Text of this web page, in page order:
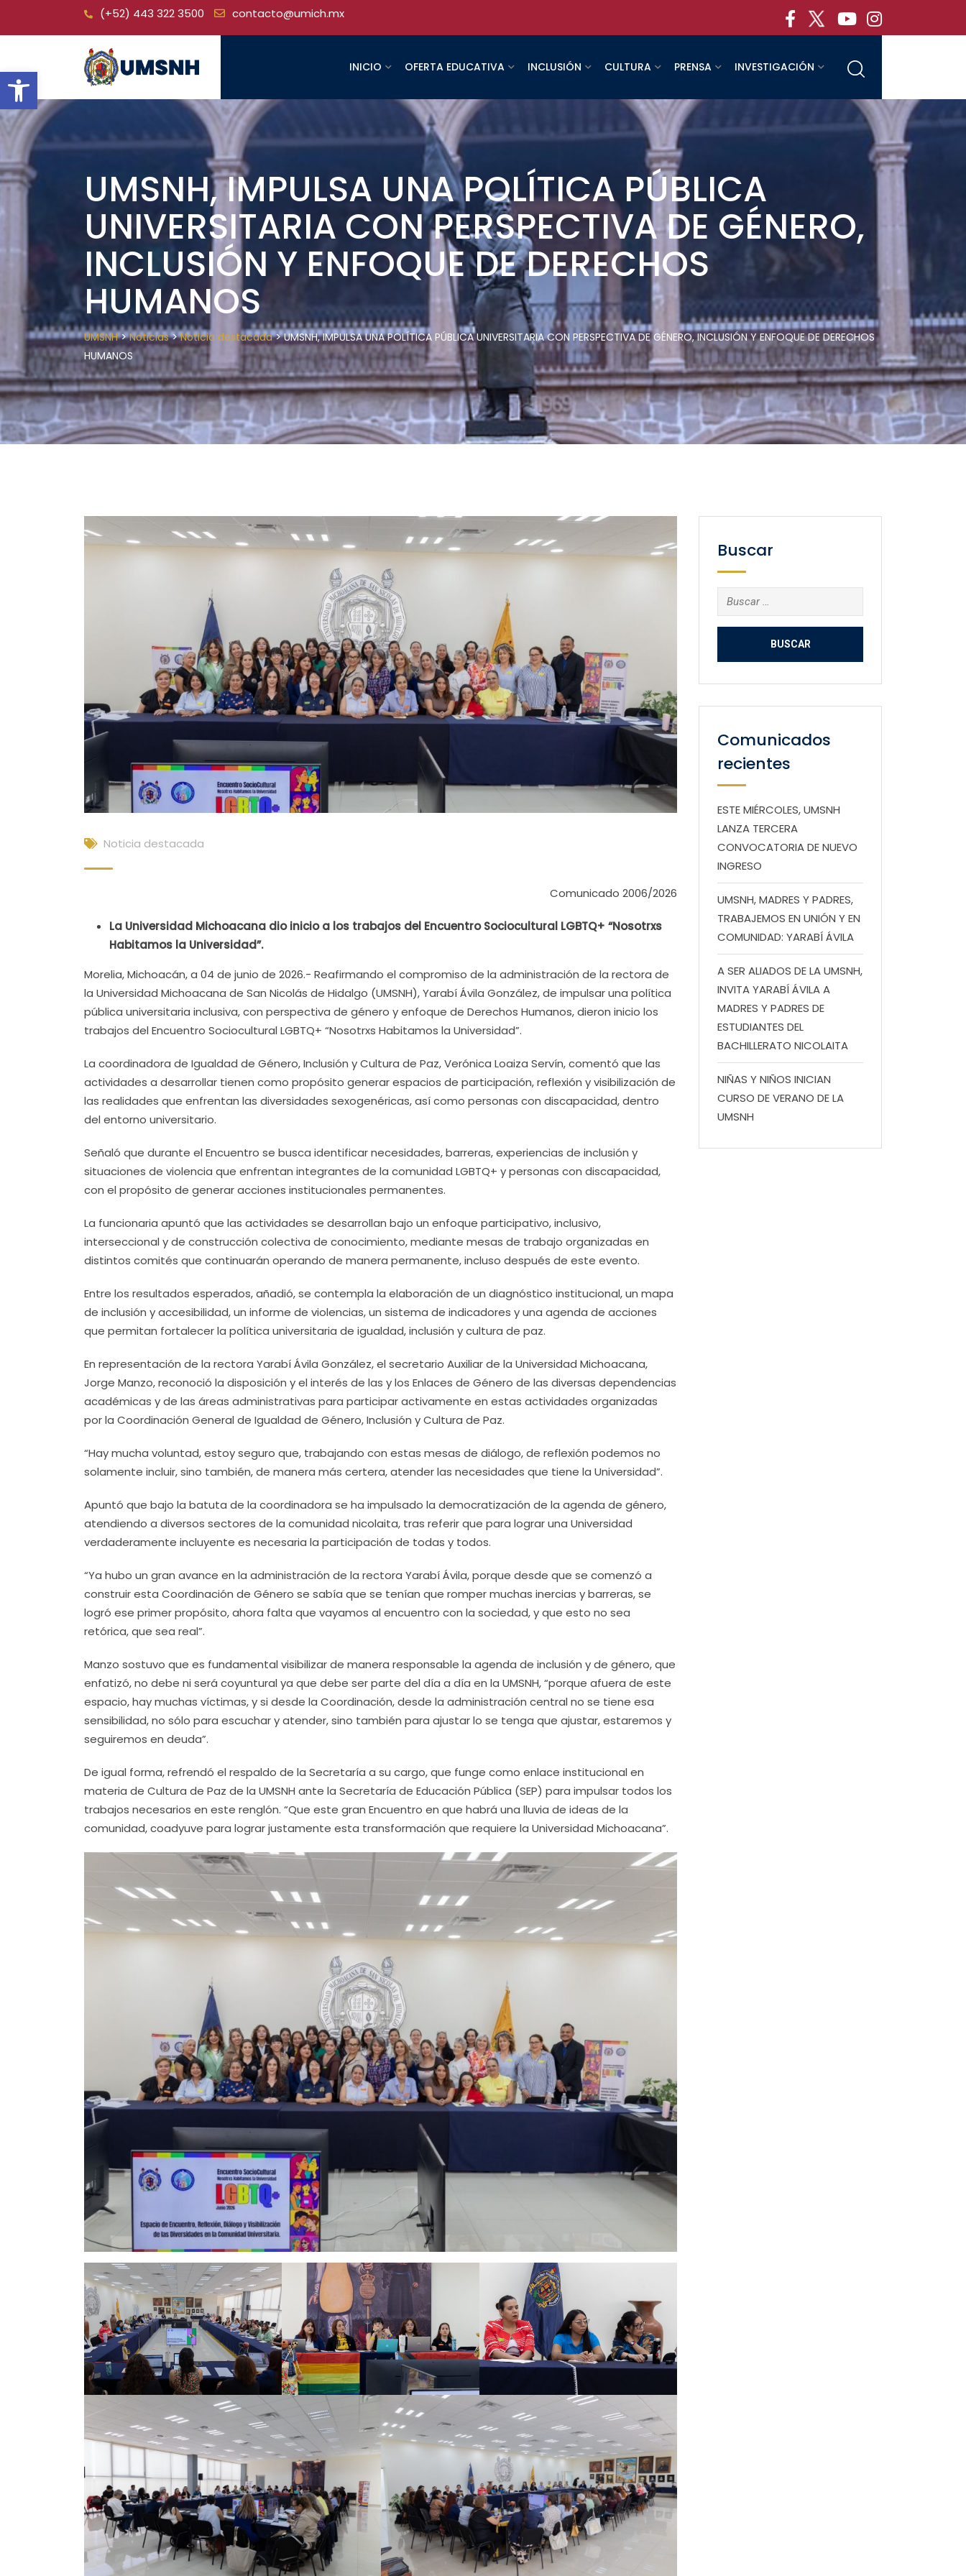
Open toolbar
(+52) 443 322 3500 contacto@umich.mx
INICIO OFERTA EDUCATIVA INCLUSIÓN CULTURA PRENSA INVESTIGACIÓN
UMSNH, IMPULSA UNA POLÍTICA PÚBLICA
UNIVERSITARIA CON PERSPECTIVA DE GÉNERO,
INCLUSIÓN Y ENFOQUE DE DERECHOS
HUMANOS
UMSNH>Noticias>Noticia destacada>UMSNH, IMPULSA UNA POLÍTICA PÚBLICA UNIVERSITARIA CON PERSPECTIVA DE GÉNERO, INCLUSIÓN Y ENFOQUE DE DERECHOS
HUMANOS
Noticia destacada
Comunicado 2006/2026
La Universidad Michoacana dio inicio a los trabajos del Encuentro Sociocultural LGBTQ+ “Nosotrxs
Habitamos la Universidad”.
Morelia, Michoacán, a 04 de junio de 2026.- Reafirmando el compromiso de la administración de la rectora de
la Universidad Michoacana de San Nicolás de Hidalgo (UMSNH), Yarabí Ávila González, de impulsar una política
pública universitaria inclusiva, con perspectiva de género y enfoque de Derechos Humanos, dieron inicio los
trabajos del Encuentro Sociocultural LGBTQ+ “Nosotrxs Habitamos la Universidad”.
La coordinadora de Igualdad de Género, Inclusión y Cultura de Paz, Verónica Loaiza Servín, comentó que las
actividades a desarrollar tienen como propósito generar espacios de participación, reflexión y visibilización de
las realidades que enfrentan las diversidades sexogenéricas, así como personas con discapacidad, dentro
del entorno universitario.
Señaló que durante el Encuentro se busca identificar necesidades, barreras, experiencias de inclusión y
situaciones de violencia que enfrentan integrantes de la comunidad LGBTQ+ y personas con discapacidad,
con el propósito de generar acciones institucionales permanentes.
La funcionaria apuntó que las actividades se desarrollan bajo un enfoque participativo, inclusivo,
interseccional y de construcción colectiva de conocimiento, mediante mesas de trabajo organizadas en
distintos comités que continuarán operando de manera permanente, incluso después de este evento.
Entre los resultados esperados, añadió, se contempla la elaboración de un diagnóstico institucional, un mapa
de inclusión y accesibilidad, un informe de violencias, un sistema de indicadores y una agenda de acciones
que permitan fortalecer la política universitaria de igualdad, inclusión y cultura de paz.
En representación de la rectora Yarabí Ávila González, el secretario Auxiliar de la Universidad Michoacana,
Jorge Manzo, reconoció la disposición y el interés de las y los Enlaces de Género de las diversas dependencias
académicas y de las áreas administrativas para participar activamente en estas actividades organizadas
por la Coordinación General de Igualdad de Género, Inclusión y Cultura de Paz.
“Hay mucha voluntad, estoy seguro que, trabajando con estas mesas de diálogo, de reflexión podemos no
solamente incluir, sino también, de manera más certera, atender las necesidades que tiene la Universidad”.
Apuntó que bajo la batuta de la coordinadora se ha impulsado la democratización de la agenda de género,
atendiendo a diversos sectores de la comunidad nicolaita, tras referir que para lograr una Universidad
verdaderamente incluyente es necesaria la participación de todas y todos.
“Ya hubo un gran avance en la administración de la rectora Yarabí Ávila, porque desde que se comenzó a
construir esta Coordinación de Género se sabía que se tenían que romper muchas inercias y barreras, se
logró ese primer propósito, ahora falta que vayamos al encuentro con la sociedad, y que esto no sea
retórica, que sea real”.
Manzo sostuvo que es fundamental visibilizar de manera responsable la agenda de inclusión y de género, que
enfatizó, no debe ni será coyuntural ya que debe ser parte del día a día en la UMSNH, “porque afuera de este
espacio, hay muchas víctimas, y si desde la Coordinación, desde la administración central no se tiene esa
sensibilidad, no sólo para escuchar y atender, sino también para ajustar lo se tenga que ajustar, estaremos y
seguiremos en deuda”.
De igual forma, refrendó el respaldo de la Secretaría a su cargo, que funge como enlace institucional en
materia de Cultura de Paz de la UMSNH ante la Secretaría de Educación Pública (SEP) para impulsar todos los
trabajos necesarios en este renglón. “Que este gran Encuentro en que habrá una lluvia de ideas de la
comunidad, coadyuve para lograr justamente esta transformación que requiere la Universidad Michoacana”.
Buscar
Buscar:
Comunicados
recientes
ESTE MIÉRCOLES, UMSNH
LANZA TERCERA
CONVOCATORIA DE NUEVO
INGRESO
UMSNH, MADRES Y PADRES,
TRABAJEMOS EN UNIÓN Y EN
COMUNIDAD: YARABÍ ÁVILA
A SER ALIADOS DE LA UMSNH,
INVITA YARABÍ ÁVILA A
MADRES Y PADRES DE
ESTUDIANTES DEL
BACHILLERATO NICOLAITA
NIÑAS Y NIÑOS INICIAN
CURSO DE VERANO DE LA
UMSNH